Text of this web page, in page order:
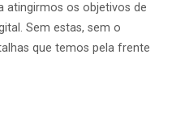
atingirmos os objetivos de
Sem estas, sem o
que temos pela frente